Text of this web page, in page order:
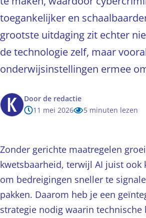
toegankelijker en
grootste uitdaging zit echter
de technologie zelf, maar
onderwijsinstellingen ermee
Door de redactie
11 mei 2026
5 minuten lezen
Zonder gerichte maatregelen
kwetsbaarheid, terwijl AI juist ook
om bedreigingen sneller te
pakken. Daarom heb je een
strategie nodig waarin technische